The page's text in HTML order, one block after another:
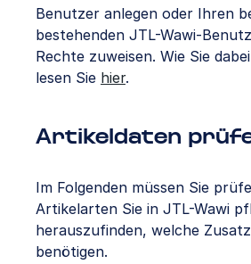
Benutzer anlegen oder Ihren
bestehenden JTL-Wawi-
Rechte zuweisen. Wie Sie
lesen Sie hier.
Artikeldaten
Im Folgenden müssen Sie
Artikelarten Sie in JTL-Wawi
herauszufinden, welche
benötigen.